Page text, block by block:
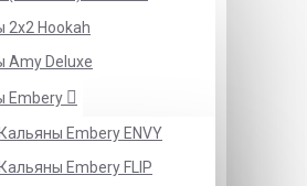
2х2 Hookah
Amy Deluxe
Embery
Кальяны Embery ENVY
Кальяны Embery FLIP